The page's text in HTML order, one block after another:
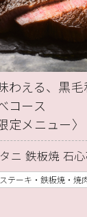
わえる、黒
コース
定メニュー〉
ニ 鉄板焼 石
ステーキ・鉄板焼・焼